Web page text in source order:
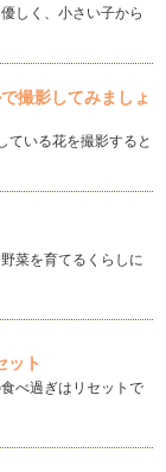
香です。桜の花
ね！ こんにち
香です。 一
です。新しい
香です。 私
しく、小さい子から
撮影してみましょ
いる花を撮影すると
菜を育てるくらしに
ット
べ過ぎはリセットで